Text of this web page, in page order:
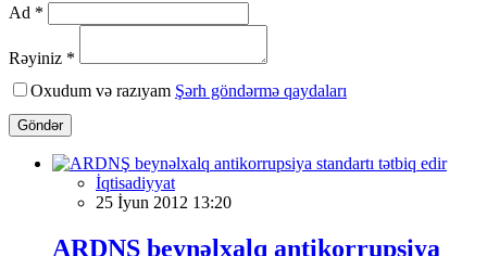
Ad *
Rəyiniz *
Oxudum və razıyam Şərh göndərmə qaydaları
Göndər
İqtisadiyyat
25 İyun 2012 13:20
ARDNŞ beynəlxalq antikorrupsiya